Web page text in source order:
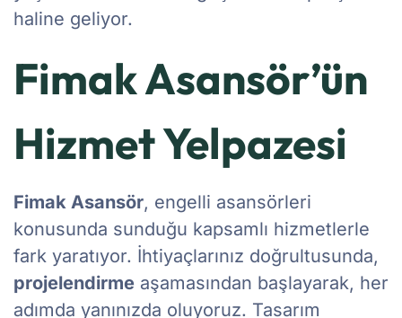
haline geliyor.
Fimak Asansör’ün
Hizmet Yelpazesi
Fimak Asansör, engelli asansörleri
konusunda sunduğu kapsamlı hizmetlerle
fark yaratıyor. İhtiyaçlarınız doğrultusunda,
projelendirme aşamasından başlayarak, her
adımda yanınızda oluyoruz. Tasarım